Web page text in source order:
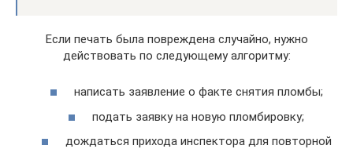
Если печать была повреждена случайно, нужно
действовать по следующему алгоритму:
написать заявление о факте снятия пломбы;
подать заявку на новую пломбировку;
дождаться прихода инспектора для повторной